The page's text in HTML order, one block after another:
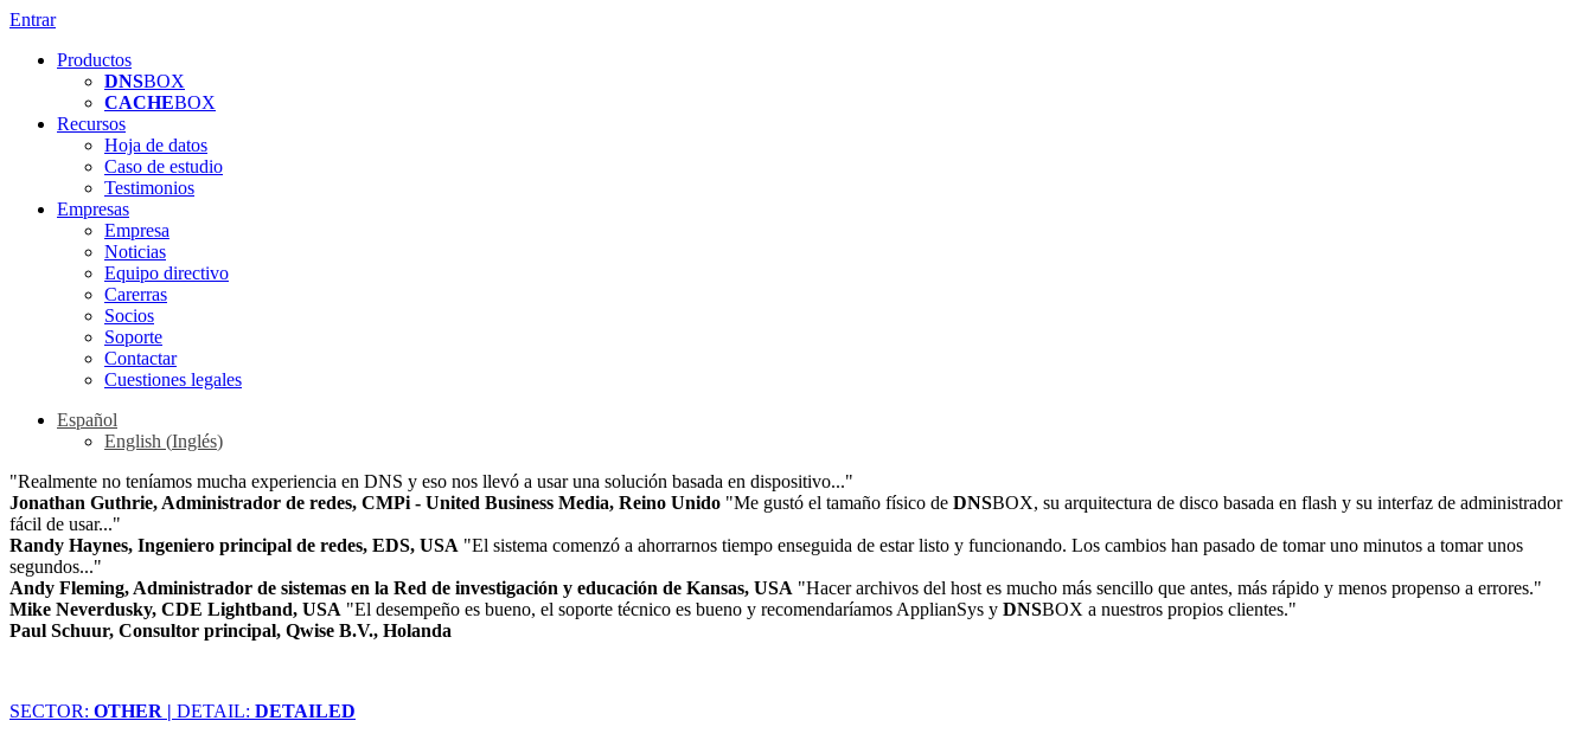
Entrar
Productos
DNSBOX
CACHEBOX
Recursos
Hoja de datos
Caso de estudio
Testimonios
Empresas
Empresa
Noticias
Equipo directivo
Carerras
Socios
Soporte
Contactar
Cuestiones legales
Español
English (Inglés)
"Realmente no teníamos mucha experiencia en DNS y eso nos llevó a usar una solución basada en dispositivo..."
Jonathan Guthrie, Administrador de redes, CMPi - United Business Media, Reino Unido "Me gustó el tamaño físico de DNSBOX, su arquitectura de disco basada en flash y su interfaz de administrador
fácil de usar..."
Randy Haynes, Ingeniero principal de redes, EDS, USA "El sistema comenzó a ahorrarnos tiempo enseguida de estar listo y funcionando. Los cambios han pasado de tomar uno minutos a tomar unos
segundos..."
Andy Fleming, Administrador de sistemas en la Red de investigación y educación de Kansas, USA "Hacer archivos del host es mucho más sencillo que antes, más rápido y menos propenso a errores."
Mike Neverdusky, CDE Lightband, USA "El desempeño es bueno, el soporte técnico es bueno y recomendaríamos ApplianSys y DNSBOX a nuestros propios clientes."
Paul Schuur, Consultor principal, Qwise B.V., Holanda
SECTOR: OTHER | DETAIL: DETAILED